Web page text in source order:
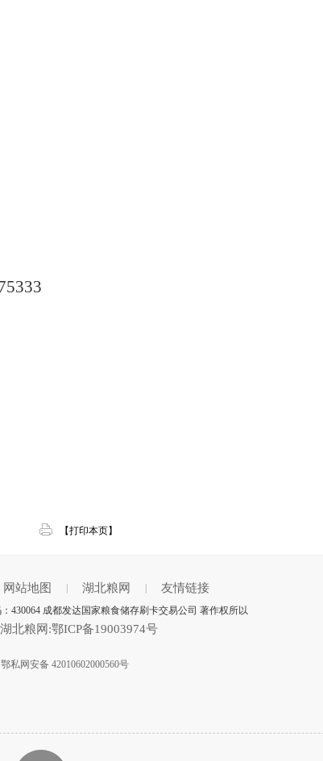
【打印本页】
网站地图 湖北粮网 友情链接
430064 成都发达国家粮食储存刷卡交易公司 著作权所以
湖北粮网:鄂ICP备19003974号
鄂私网安备 42010602000560号